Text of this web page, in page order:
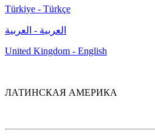
Türkiye - Türkçe
العربية - العربية
United Kingdom - English
ЛАТИНСКАЯ АМЕРИКА